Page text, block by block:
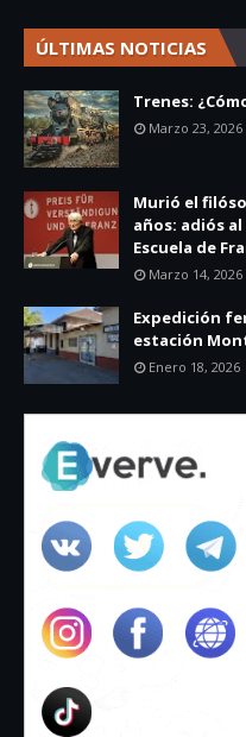
ÚLTIMAS NOTICIAS
Trenes:
Marzo 23, 2026
Murió el
años: adiós
Escuela de
Marzo 14, 2026
Expedición
estación
Enero 18, 2026